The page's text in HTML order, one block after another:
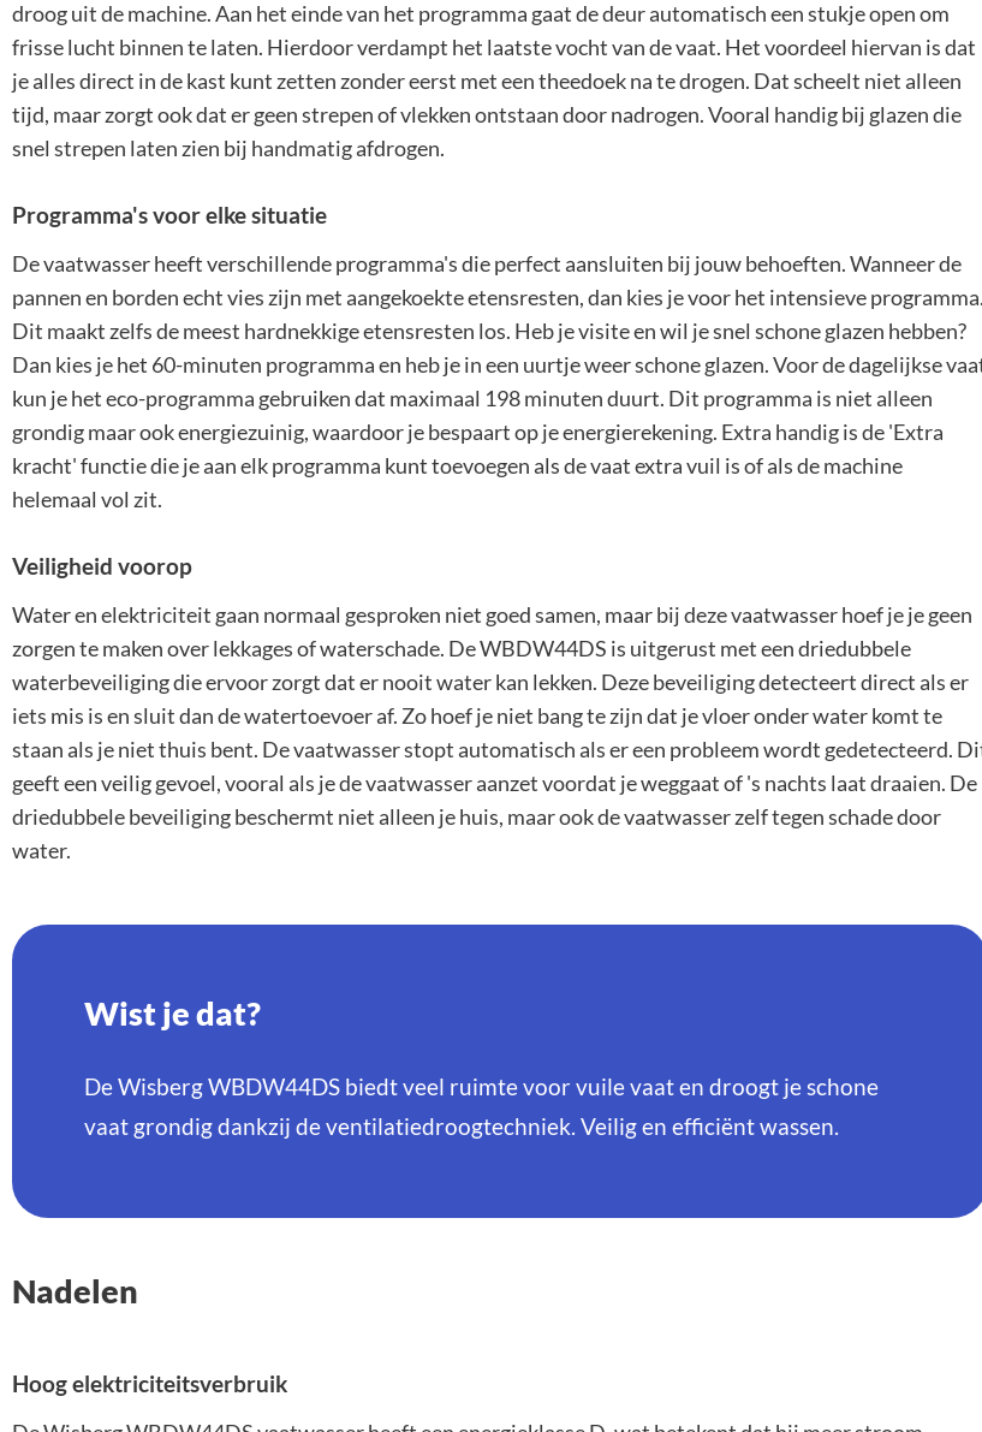
droog uit de machine. Aan het einde van het programma gaat de deur automatisch een stukje open om
frisse lucht binnen te laten. Hierdoor verdampt het laatste vocht van de vaat. Het voordeel hiervan is dat
je alles direct in de kast kunt zetten zonder eerst met een theedoek na te drogen. Dat scheelt niet alleen
tijd, maar zorgt ook dat er geen strepen of vlekken ontstaan door nadrogen. Vooral handig bij glazen die
snel strepen laten zien bij handmatig afdrogen.
Programma's voor elke situatie
De vaatwasser heeft verschillende programma's die perfect aansluiten bij jouw behoeften. Wanneer de
pannen en borden echt vies zijn met aangekoekte etensresten, dan kies je voor het intensieve programma.
Dit maakt zelfs de meest hardnekkige etensresten los. Heb je visite en wil je snel schone glazen hebben?
Dan kies je het 60-minuten programma en heb je in een uurtje weer schone glazen. Voor de dagelijkse
kun je het eco-programma gebruiken dat maximaal 198 minuten duurt. Dit programma is niet alleen
grondig maar ook energiezuinig, waardoor je bespaart op je energierekening. Extra handig is de 'Extra
kracht' functie die je aan elk programma kunt toevoegen als de vaat extra vuil is of als de machine
helemaal vol zit.
Veiligheid voorop
Water en elektriciteit gaan normaal gesproken niet goed samen, maar bij deze vaatwasser hoef je je geen
zorgen te maken over lekkages of waterschade. De WBDW44DS is uitgerust met een driedubbele
waterbeveiliging die ervoor zorgt dat er nooit water kan lekken. Deze beveiliging detecteert direct als er
iets mis is en sluit dan de watertoevoer af. Zo hoef je niet bang te zijn dat je vloer onder water komt te
staan als je niet thuis bent. De vaatwasser stopt automatisch als er een probleem wordt gedetecteerd.
geeft een veilig gevoel, vooral als je de vaatwasser aanzet voordat je weggaat of 's nachts laat draaien. De
driedubbele beveiliging beschermt niet alleen je huis, maar ook de vaatwasser zelf tegen schade door
water.
Wist je dat?
De Wisberg WBDW44DS biedt veel ruimte voor vuile vaat en droogt je schone
vaat grondig dankzij de ventilatiedroogtechniek. Veilig en efficiënt wassen.
Nadelen
Hoog elektriciteitsverbruik